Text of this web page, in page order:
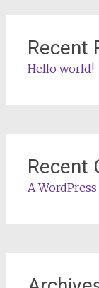
Recent
Hello world!
Recent
A